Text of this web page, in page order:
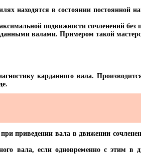
находятся в состоянии постоянной
подвижности сочленений без
валами. Примером такой
карданного вала.
приведении вала в движении
вала, если одновременно с этим в